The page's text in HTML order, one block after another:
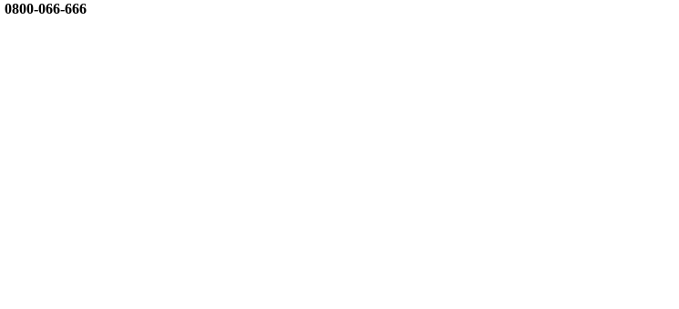
0800-066-666